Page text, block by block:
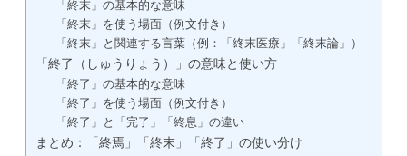
「終末」の基本的な意味
「終末」を使う場面（例文付き）
「終末」と関連する言葉（例：「終末医療」「終末論」）
「終了（しゅうりょう）」の意味と使い方
「終了」の基本的な意味
「終了」を使う場面（例文付き）
「終了」と「完了」「終息」の違い
まとめ：「終焉」「終末」「終了」の使い分け